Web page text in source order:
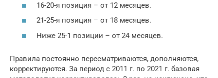
16-20-я позиция – от 12 месяцев.
21-25-я позиция – от 18 месяцев.
Ниже 25-1 позиции – от 24 месяцев.
Правила постоянно пересматриваются, дополняются,
корректируются. За период с 2011 г. по 2021 г. базовая